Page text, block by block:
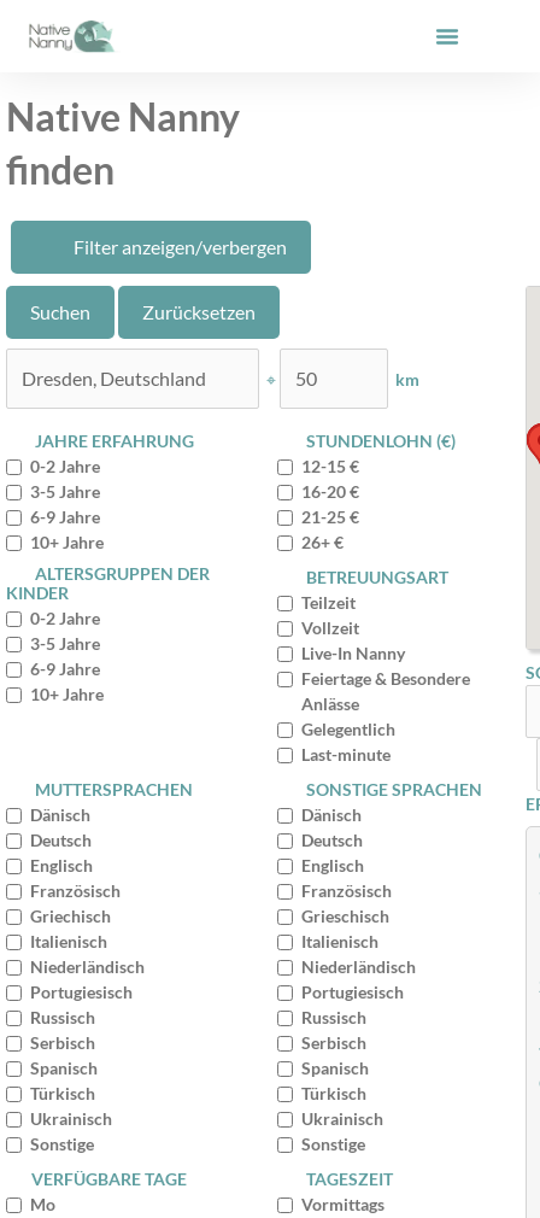
Inhalt
Native Nanny
finden
Filter anzeigen/verbergen
⌖ km
JAHRE ERFAHRUNG
0-2 Jahre
3-5 Jahre
6-9 Jahre
10+ Jahre
STUNDENLOHN (€)
12-15 €
16-20 €
21-25 €
26+ €
ALTERSGRUPPEN DER
KINDER
0-2 Jahre
3-5 Jahre
6-9 Jahre
10+ Jahre
BETREUUNGSART
Teilzeit
Vollzeit
Live-In Nanny
Feiertage & Besondere
Anlässe
Gelegentlich
Last-minute
MUTTERSPRACHEN
Dänisch
Deutsch
Englisch
Französisch
Griechisch
Italienisch
Niederländisch
Portugiesisch
Russisch
Serbisch
Spanisch
Türkisch
Ukrainisch
Sonstige
SONSTIGE SPRACHEN
Dänisch
Deutsch
Englisch
Französisch
Grieschisch
Italienisch
Niederländisch
Portugiesisch
Russisch
Serbisch
Spanisch
Türkisch
Ukrainisch
Sonstige
VERFÜGBARE TAGE
Mo
TAGESZEIT
Vormittags